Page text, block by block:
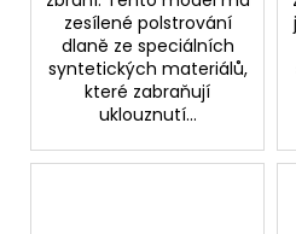
zesílené polstrování
dlaně ze speciálních
syntetických materiálů,
které zabraňují
uklouznutí...